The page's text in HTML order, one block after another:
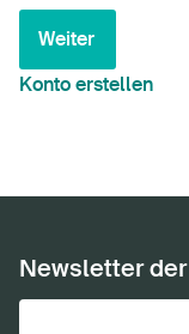
Weiter
Konto erstellen
Newsletter